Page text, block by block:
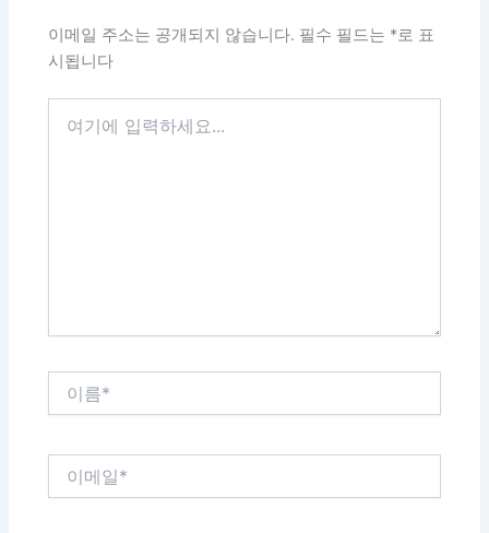
이메일 주소는 공개되지 않습니다. 필수 필드는 *로 표
시됩니다